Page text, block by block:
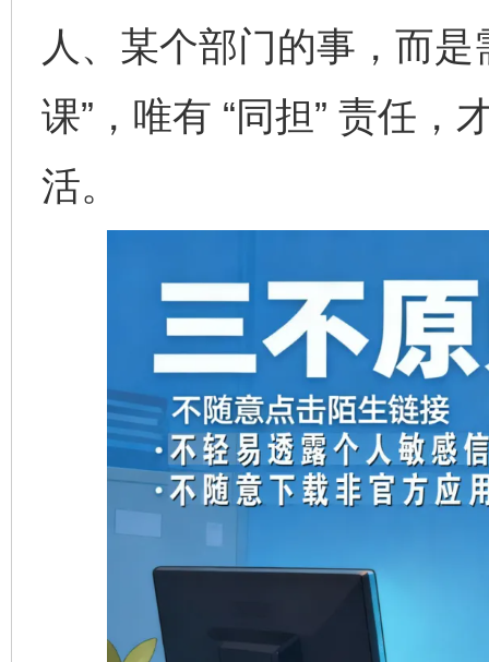
人、某个部门的事，而
课”，唯有 “同担” 责任，
活。